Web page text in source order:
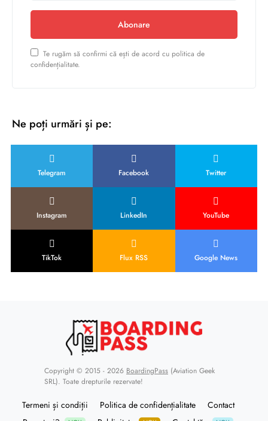
Abonare
Te rugăm să confirmi că ești de acord cu politica de
confidențialitate.
Ne poți urmări și pe:
Telegram Facebook Twitter
Instagram LinkedIn YouTube
TikTok Flux RSS Google News
Copyright © 2015 - 2026 BoardingPass (Aviation Geek
SRL). Toate drepturile rezervate!
Termeni și condiții Politica de confidențialitate
Contact